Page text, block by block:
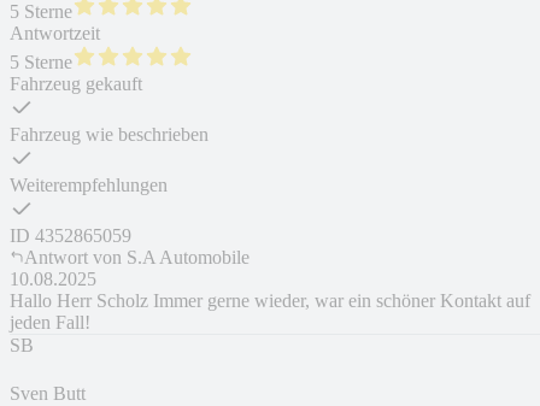
5 Sterne
Antwortzeit
5 Sterne
Fahrzeug gekauft
Fahrzeug wie beschrieben
Weiterempfehlungen
ID 4352865059
Antwort von S.A Automobile
10.08.2025
Hallo Herr Scholz Immer gerne wieder, war ein schöner Kontakt auf
jeden Fall!
SB
Sven Butt